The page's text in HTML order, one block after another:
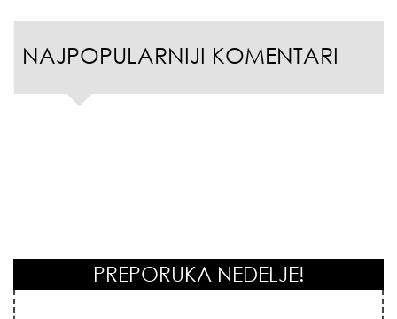
NAJPOPULARNIJI KOMENTARI
PREPORUKA NEDELJE!